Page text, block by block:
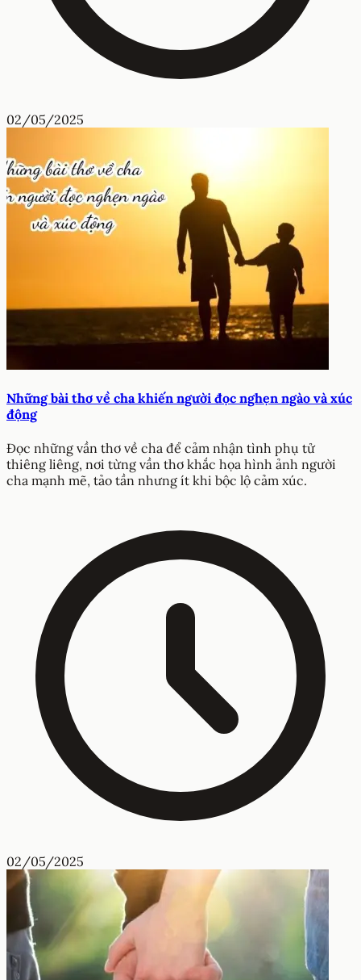
02/05/2025
Những bài thơ về cha khiến người đọc nghẹn ngào và xúc
động
Đọc những vần thơ về cha để cảm nhận tình phụ tử
thiêng liêng, nơi từng vần thơ khắc họa hình ảnh người
cha mạnh mẽ, tảo tần nhưng ít khi bộc lộ cảm xúc.
02/05/2025